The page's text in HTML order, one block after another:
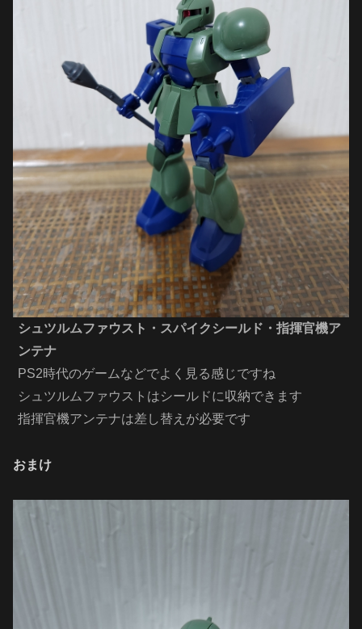
シュツルムファウスト・スパイクシールド・指揮官機ア
ンテナ
PS2時代のゲームなどでよく見る感じですね
シュツルムファウストはシールドに収納できます
指揮官機アンテナは差し替えが必要です
おまけ